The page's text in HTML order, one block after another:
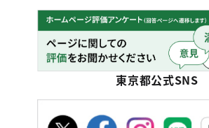
東京都公式SNS